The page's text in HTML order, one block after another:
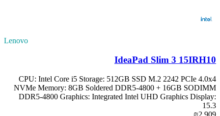
Lenovo
IdeaPad Slim 3 15IRH10
CPU: Intel Core i5 Storage: 512GB SSD M.2 2242 PCIe 4.0x4
NVMe Memory: 8GB Soldered DDR5-4800 + 16GB SODIMM
DDR5-4800 Graphics: Integrated Intel UHD Graphics Display:
15.3
₪2,909